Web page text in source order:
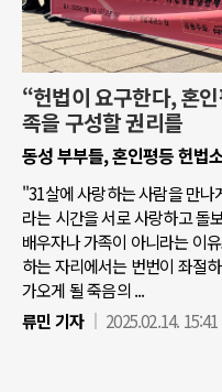
“헌법이 요구한다, 혼
족을 구성할 권리를
동성 부부들, 혼인평등 헌법
"31살에 사랑하는 사람을 만
라는 시간을 서로 사랑하고
배우자나 가족이 아니라는 이
하는 자리에서는 번번이 좌절
가오게 될 죽음의 ...
류민 기자
2025.02.14. 15:41